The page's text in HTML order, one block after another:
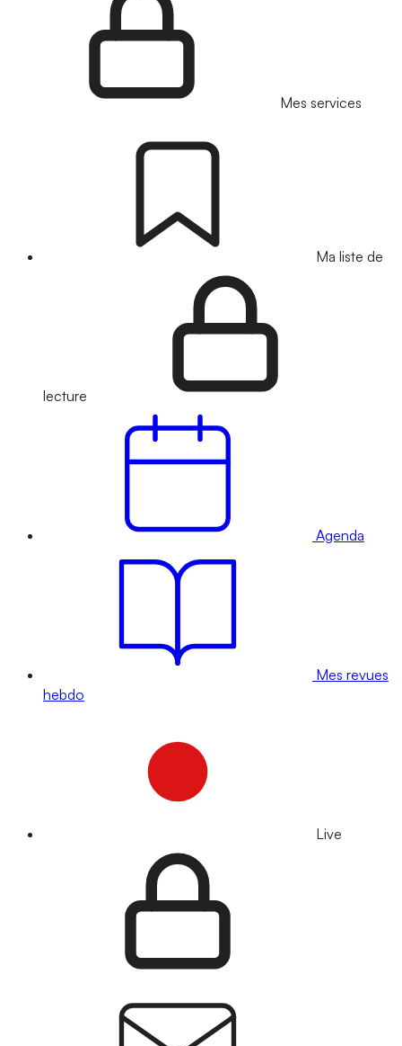
Mes services
Ma liste de
lecture
Agenda
Mes revues
hebdo
Live